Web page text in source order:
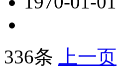
336条 上一页